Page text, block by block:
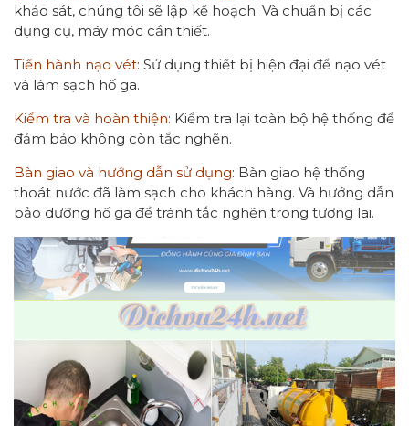
khảo sát, chúng tôi sẽ lập kế hoạch. Và chuẩn bị các
dụng cụ, máy móc cần thiết.
Tiến hành nạo vét: Sử dụng thiết bị hiện đại để nạo vét
và làm sạch hố ga.
Kiểm tra và hoàn thiện: Kiểm tra lại toàn bộ hệ thống để
đảm bảo không còn tắc nghẽn.
Bàn giao và hướng dẫn sử dụng: Bàn giao hệ thống
thoát nước đã làm sạch cho khách hàng. Và hướng dẫn
bảo dưỡng hố ga để tránh tắc nghẽn trong tương lai.